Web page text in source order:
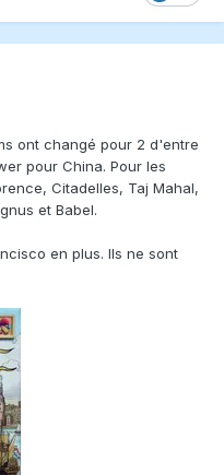
ont changé pour 2 d'entre
pour China. Pour les
Citadelles, Taj Mahal,
et Babel.
en plus. Ils ne sont